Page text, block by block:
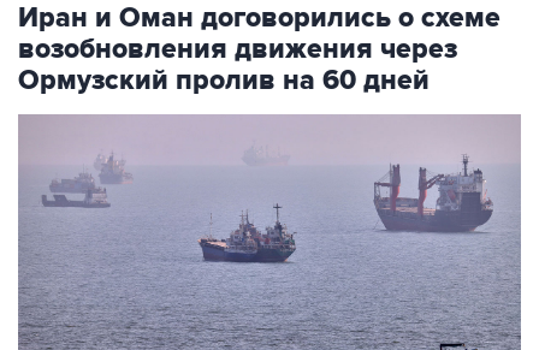
Иран и Оман договорились о схеме
возобновления движения через
Ормузский пролив на 60 дней